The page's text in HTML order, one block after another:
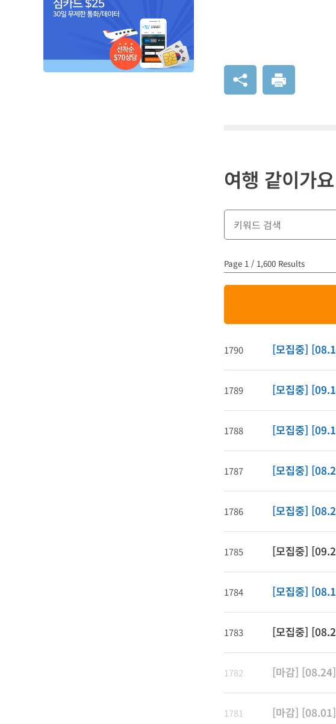
여행 같이가요
Page 1 / 1,600 Results
[모집중]
1790
[모집중]
1789
[모집중]
1788
[모집중]
1787
[모집중]
1786
[모집중]
1785
[모집중]
1784
[모집중]
1783
[마감]
1782
[마감]
1781